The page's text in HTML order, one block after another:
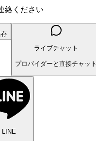
絡ください
ライブチャット
プロバイダーと直接チャット
LINE